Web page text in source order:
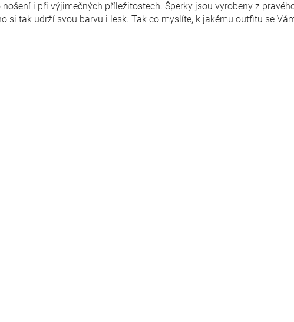
i při výjimečných příležitostech. Šperky jsou vyrobeny z
si tak udrží svou barvu i lesk. Tak co myslíte, k jakému outfitu se